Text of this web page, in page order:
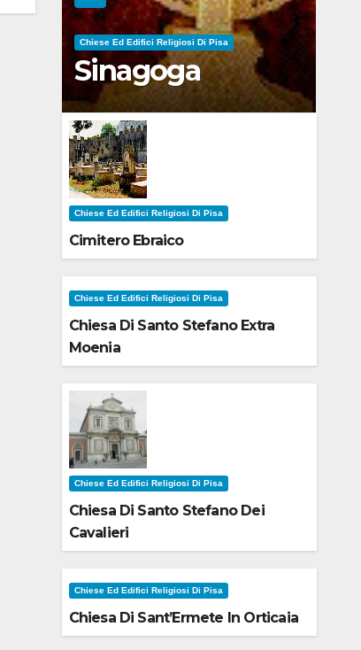
Chiese Ed Edifici Religiosi Di Pisa
Sinagoga
Chiese Ed Edifici Religiosi Di Pisa
Cimitero Ebraico
Chiese Ed Edifici Religiosi Di Pisa
Chiesa Di Santo Stefano Extra
Moenia
Chiese Ed Edifici Religiosi Di Pisa
Chiesa Di Santo Stefano Dei
Cavalieri
Chiese Ed Edifici Religiosi Di Pisa
Chiesa Di Sant’Ermete In Orticaia